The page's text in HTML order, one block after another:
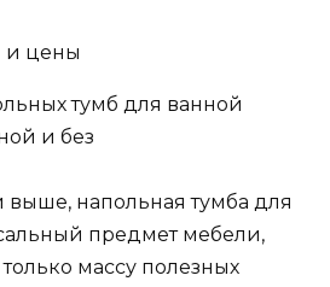
и цены
тумб для ванной
и без
напольная тумба для
предмет мебели,
массу полезных